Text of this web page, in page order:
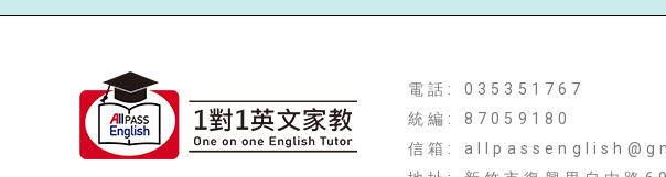
電話: 035351767
統編: 87059180
信箱: